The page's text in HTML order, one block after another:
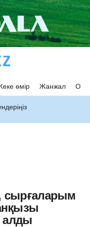
өмір Жанжал
сырғаларым
алды